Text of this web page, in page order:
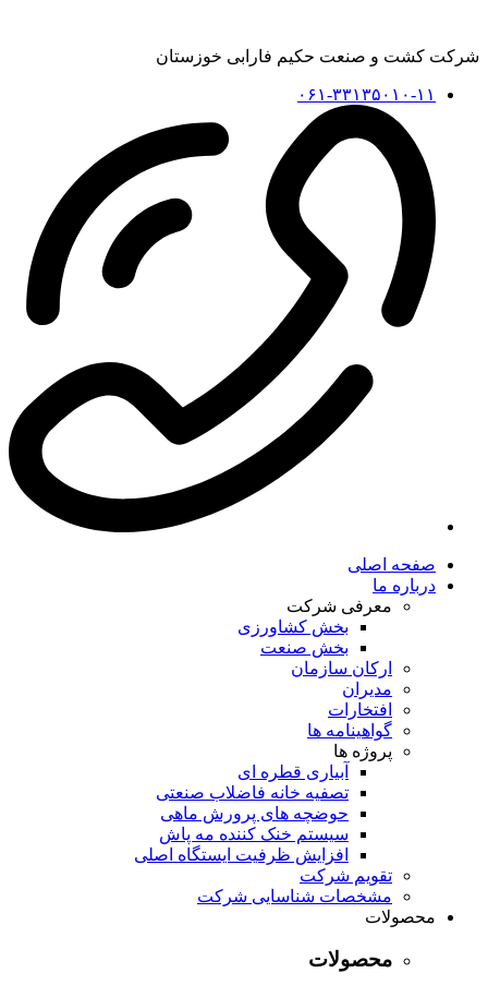
شرکت کشت و صنعت حکیم فارابی خوزستان
۰۶۱-۳۳۱۳۵۰۱۰-۱۱
صفحه اصلی
درباره ما
معرفی شرکت
بخش کشاورزی
بخش صنعت
ارکان سازمان
مدیران
افتخارات
گواهینامه ها
پروژه ها
آبیاری قطره ای
تصفیه خانه فاضلاب صنعتی
حوضچه های پرورش ماهی
سیستم خنک کننده مه پاش
افزایش ظرفیت ایستگاه اصلی
تقویم شرکت
مشخصات شناسایی شرکت
محصولات
محصولات